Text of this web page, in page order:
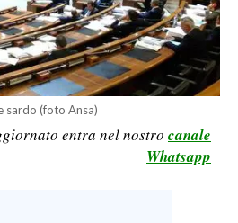
sardo (foto Ansa)
entra nel nostro canale
Whatsapp